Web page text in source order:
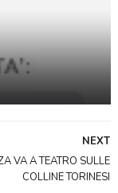
NEXT
VA A TEATRO SULLE
COLLINE TORINESI